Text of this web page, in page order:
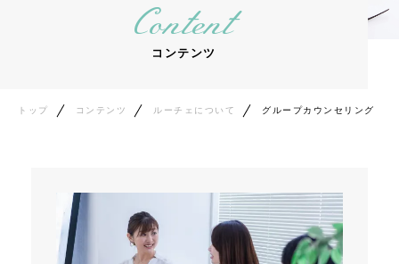
キャンペーン情報
カウンセラー紹介
ご相談の流れ
料金について
Content
コンテンツ
トップ コンテンツ ルーチェについて グループカウンセリング